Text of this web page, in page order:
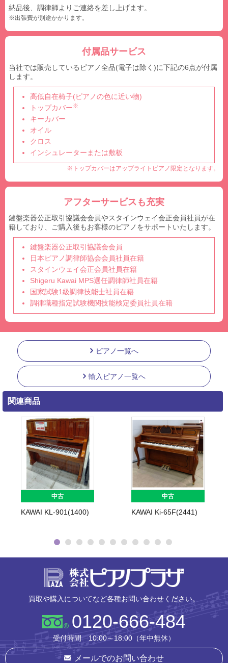
納品後、調律師よりご連絡を差し上げます。
※出張費が別途かかります。
付属品サービス
当社では販売しているピアノ全品(電子は除く)に下記の6点が付属
します。
高低自在椅子(ピアノの色に近い物)
トップカバー※
キーカバー
オイル
クロス
インシュレーターまたは敷板
※トップカバーはアップライトピアノ限定となります。
アフターサービスも充実
鍵盤楽器公正取引協議会会員やスタインウェイ会正会員社員が在
籍しており、ご購入後もお客様のピアノをサポートいたします。
鍵盤楽器公正取引協議会会員
日本ピアノ調律師協会会員社員在籍
スタインウェイ会正会員社員在籍
Shigeru Kawai MPS選任調律師社員在籍
国家試験1級調律技能士社員在籍
調律職種指定試験機関技能検定委員社員在籍
ピアノ一覧へ
輸入ピアノ一覧へ
関連商品
中古
KAWAI KL-901(1400)
中古
KAWAI Ki-65F(2441)
買取や購入についてなど各種お問い合わせください。
0120-666-484
受付時間 10:00～18:00（年中無休）
メールでのお問い合わせ